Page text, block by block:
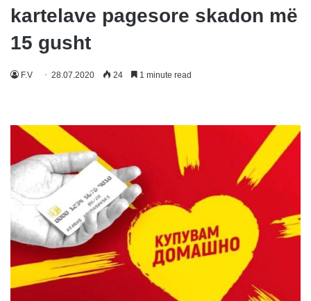
kartelave pagesore skadon më
15 gusht
F.V 28.07.2020 24 1 minute read